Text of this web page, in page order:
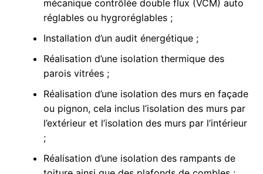
mécanique contrôlée double flux (VCM) auto
réglables ou hygroréglables ;
Installation d’un audit énergétique ;
Réalisation d’une isolation thermique des
parois vitrées ;
Réalisation d’une isolation des murs en façade
ou pignon, cela inclus l’isolation des murs par
l’extérieur et l’isolation des murs par l’intérieur
;
Réalisation d’une isolation des rampants de